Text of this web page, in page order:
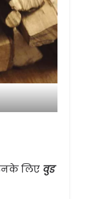
लिए वुड